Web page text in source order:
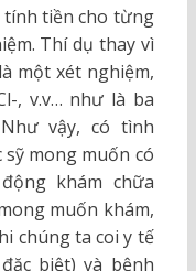
tính tiền cho từng
Thí dụ thay vì
một xét nghiệm,
, v.v… như là ba
vậy, có tình
mong muốn có
khám chữa
muốn khám,
chúng ta coi y tế
biệt) và bệnh